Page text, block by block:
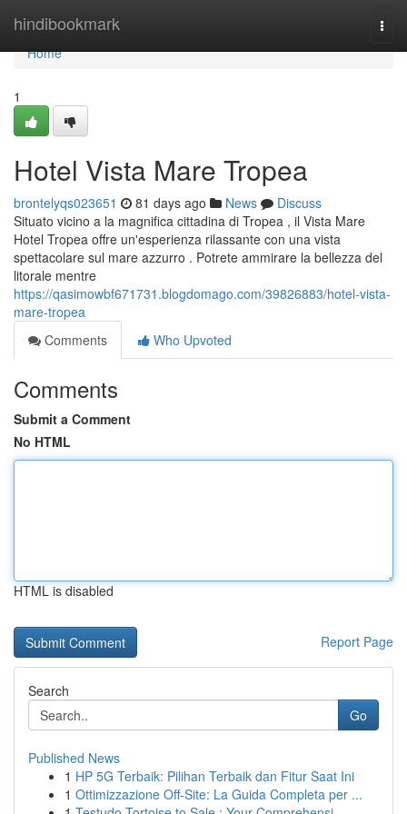
hindibookmark
Home
Home
1
Hotel Vista Mare Tropea
brontelyqs023651 81 days ago News
Discuss
Situato vicino a la magnifica cittadina di Tropea , il Vista Mare
Hotel Tropea offre un'esperienza rilassante con una vista
spettacolare sul mare azzurro . Potrete ammirare la bellezza del
litorale mentre
https://qasimowbf671731.blogdomago.com/39826883/hotel-vista-
mare-tropea
Comments
Who Upvoted
Comments
Submit a Comment
No HTML
HTML is disabled
Report Page
Search
Go
Published News
1 HP 5G Terbaik: Pilihan Terbaik dan Fitur Saat Ini
1 Ottimizzazione Off-Site: La Guida Completa per ...